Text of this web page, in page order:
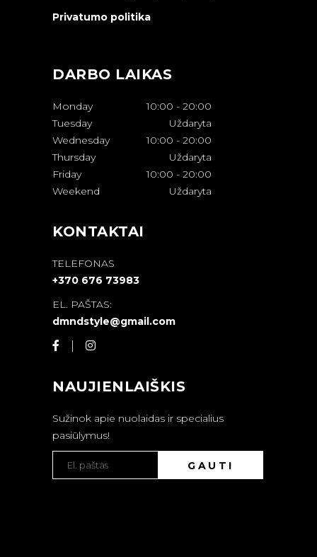
Privatumo politika
DARBO LAIKAS
Monday 10:00 - 20:00
Tuesday
Uždaryta
Wednesday
10:00 - 20:00
Thursday
Uždaryta
Friday
10:00 - 20:00
Weekend
Uždaryta
KONTAKTAI
TELEFONAS
+370 676 73983
EL. PAŠTAS:
dmndstyle@gmail.com
NAUJIENLAIŠKIS
Sužinok apie nuolaidas ir specialius
pasiūlymus!